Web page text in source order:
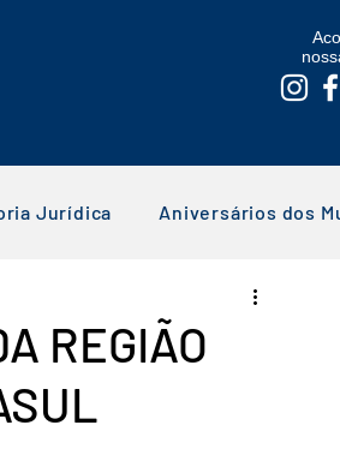
Jurídica Aniversários dos
REGIÃO